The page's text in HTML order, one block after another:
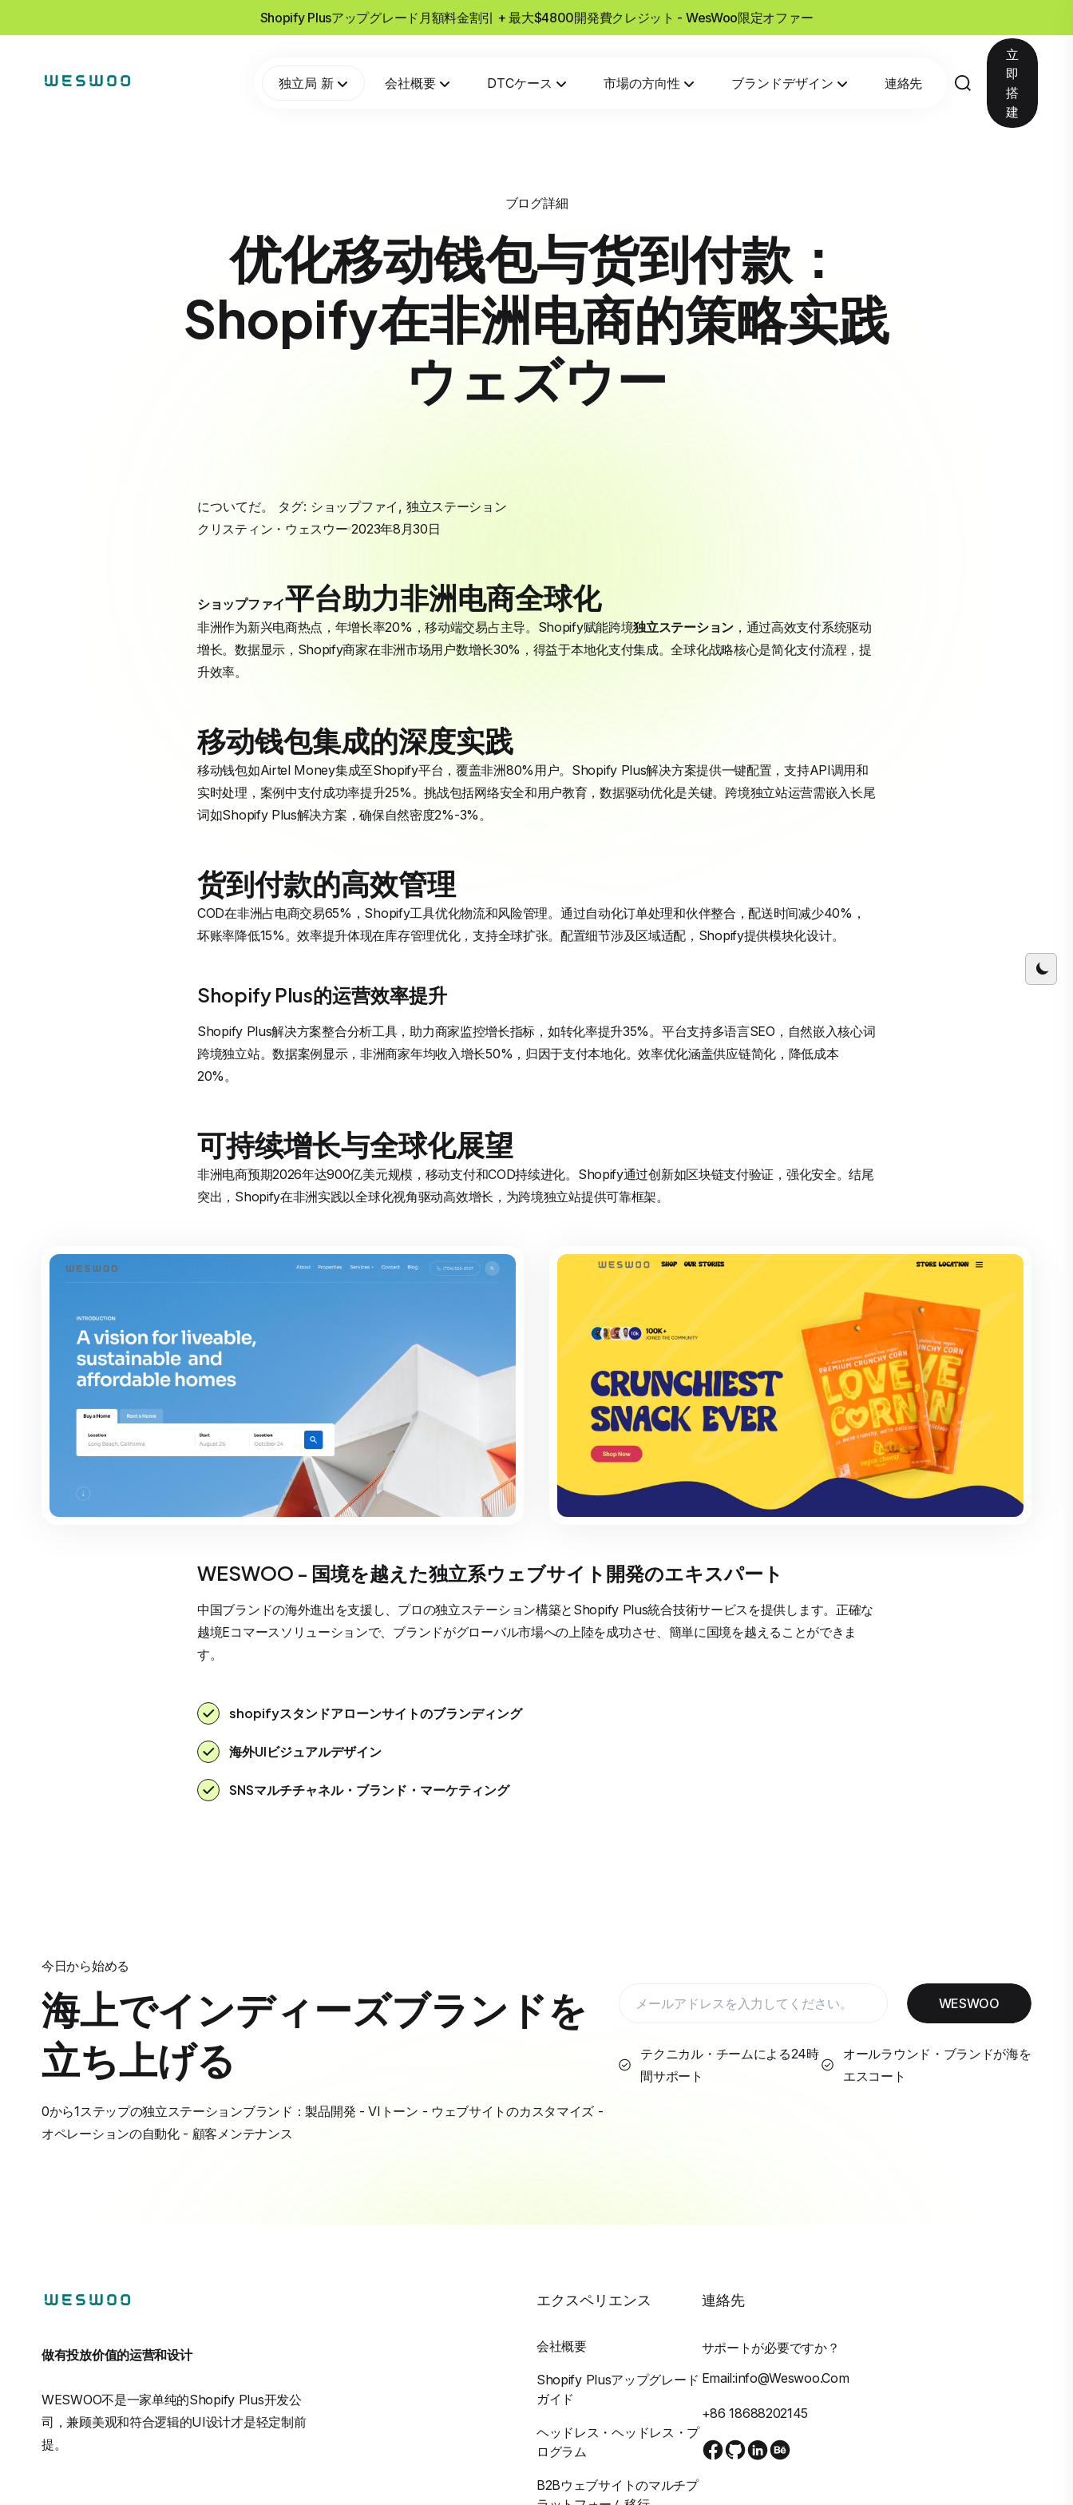
Shopify Plusアップグレード月額料金割引 + 最大$4800開発費クレジット - WesWoo限定オファー
独立局 新 会社概要 DTCケース 市場の方向性 ブランドデザイン 連絡先
立
即
搭
建
ブログ詳細
优化移动钱包与货到付款：
Shopify在非洲电商的策略实践
ウェズウー
についてだ。 タグ: ショップファイ , 独立ステーション
クリスティン・ウェスウー 2023年8月30日
ショップファイ平台助力非洲电商全球化
非洲作为新兴电商热点，年增长率20%，移动端交易占主导。Shopify赋能跨境独立ステーション，通过高效支付系统驱动
增长。数据显示，Shopify商家在非洲市场用户数增长30%，得益于本地化支付集成。全球化战略核心是简化支付流程，提
升效率。
移动钱包集成的深度实践
移动钱包如Airtel Money集成至Shopify平台，覆盖非洲80%用户。Shopify Plus解决方案提供一键配置，支持API调用和
实时处理，案例中支付成功率提升25%。挑战包括网络安全和用户教育，数据驱动优化是关键。跨境独立站运营需嵌入长尾
词如Shopify Plus解决方案，确保自然密度2%-3%。
货到付款的高效管理
COD在非洲占电商交易65%，Shopify工具优化物流和风险管理。通过自动化订单处理和伙伴整合，配送时间减少40%，
坏账率降低15%。效率提升体现在库存管理优化，支持全球扩张。配置细节涉及区域适配，Shopify提供模块化设计。
Shopify Plus的运营效率提升
Shopify Plus解决方案整合分析工具，助力商家监控增长指标，如转化率提升35%。平台支持多语言SEO，自然嵌入核心词
跨境独立站。数据案例显示，非洲商家年均收入增长50%，归因于支付本地化。效率优化涵盖供应链简化，降低成本
20%。
可持续增长与全球化展望
非洲电商预期2026年达900亿美元规模，移动支付和COD持续进化。Shopify通过创新如区块链支付验证，强化安全。结尾
突出，Shopify在非洲实践以全球化视角驱动高效增长，为跨境独立站提供可靠框架。
WESWOO - 国境を越えた独立系ウェブサイト開発のエキスパート
中国ブランドの海外進出を支援し、プロの独立ステーション構築とShopify Plus統合技術サービスを提供します。正確な
越境Eコマースソリューションで、ブランドがグローバル市場への上陸を成功させ、簡単に国境を越えることができま
す。
shopifyスタンドアローンサイトのブランディング
海外UIビジュアルデザイン
SNSマルチチャネル・ブランド・マーケティング
今日から始める
海上でインディーズブランドを
立ち上げる
0から1ステップの独立ステーションブランド：製品開発 - VIトーン - ウェブサイトのカスタマイズ -
オペレーションの自動化 - 顧客メンテナンス
WESWOO
テクニカル・チームによる24時
間サポート
オールラウンド・ブランドが海を
エスコート
做有投放价值的运营和设计
WESWOO不是一家单纯的Shopify Plus开发公
司，兼顾美观和符合逻辑的UI设计才是轻定制前
提。
エクスペリエンス
会社概要
Shopify Plusアップグレード
ガイド
ヘッドレス・ヘッドレス・プ
ログラム
B2Bウェブサイトのマルチプ
連絡先
サポートが必要ですか？
Email:info@weswoo.com
+86 18688202145